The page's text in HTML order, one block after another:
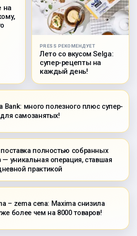
на
PRESS РЕКОМЕНДУЕТ
Лето со вкусом Selga:
супер-рецепты на
каждый день!
Bank: много полезного плюс супер-
для самозанятых!
поставка полностью собранных
— уникальная операция, ставшая
практикой
– zema cena: Maxima снизила
более чем на 8000 товаров!